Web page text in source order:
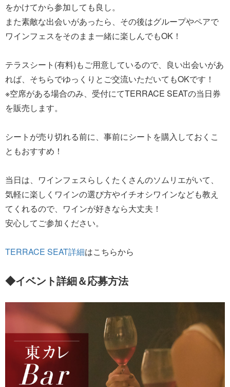
をかけてから参加しても良し。
また素敵な出会いがあったら、その後はグループやペアで
ワインフェスをそのまま一緒に楽しんでもOK！
テラスシート(有料)もご用意しているので、良い出会いがあ
れば、そちらでゆっくりとご交流いただいてもOKです！
※空席がある場合のみ、受付にてTERRACE SEATの当日券
を販売します。
シートが売り切れる前に、事前にシートを購入しておくこ
ともおすすめ！
当日は、ワインフェスらしくたくさんのソムリエがいて、
気軽に楽しくワインの選び方やイチオシワインなども教え
てくれるので、ワインが好きなら大丈夫！
安心してご参加ください。
TERRACE SEAT詳細はこちらから
◆イベント詳細＆応募方法